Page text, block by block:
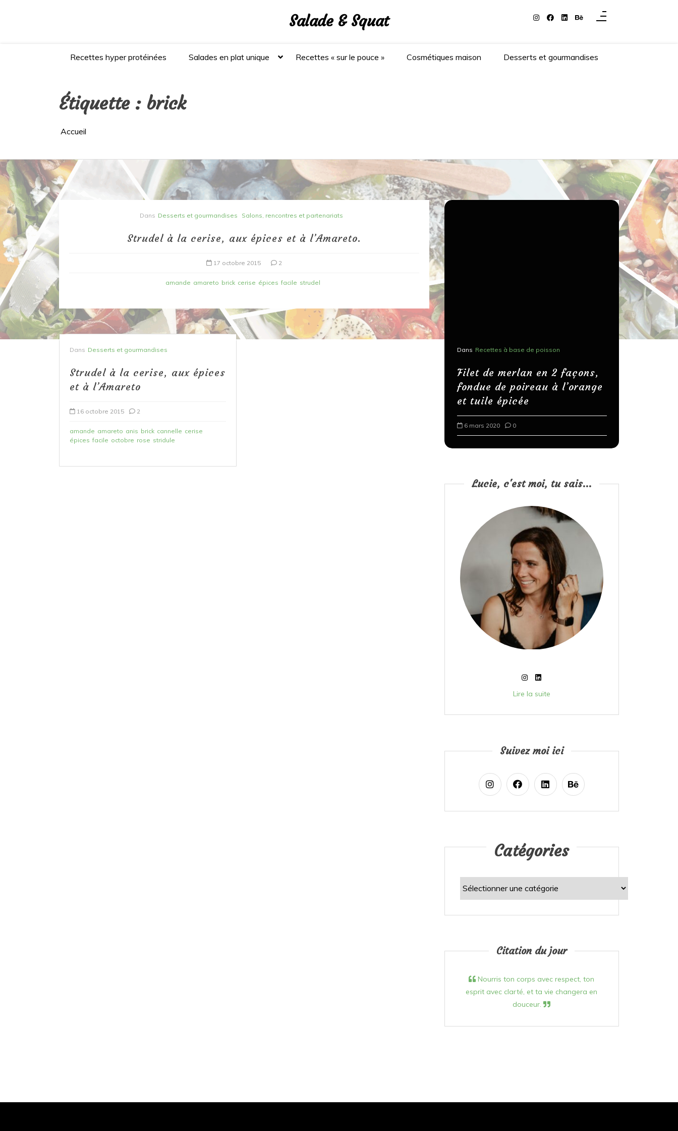
Salade & Squat
Recettes hyper protéinées Salades en plat unique Recettes « sur le pouce » Cosmétiques maison Desserts et gourmandises
Étiquette : brick
Accueil
Dans Desserts et gourmandises Salons, rencontres et partenariats
Strudel à la cerise, aux épices et à l’Amareto.
17 octobre 2015 2
amande amareto brick cerise épices facile strudel
Dans Desserts et gourmandises
Strudel à la cerise, aux épices
et à l’Amareto
16 octobre 2015 2
amande amareto anis brick cannelle cerise
épices facile octobre rose stridule
Dans Recettes à base de poisson
Filet de merlan en 2 façons,
fondue de poireau à l’orange
Dans Recettes à base de poisson
Filet de merlan en 2 façons,
fondue de poireau à l’orange
et tuile épicée
6 mars 2020 0
Lucie, c'est moi, tu sais...
Lire la suite
Suivez moi ici
Catégories
Citation du jour
Nourris ton corps avec respect, ton
esprit avec clarté, et ta vie changera en
douceur.